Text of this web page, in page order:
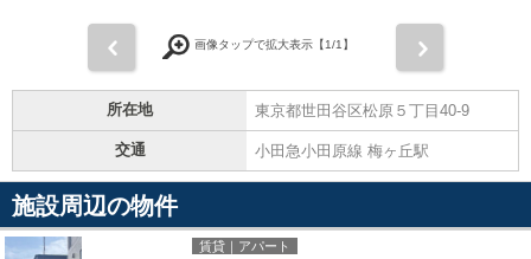
画像タップで拡大表示【1/1】
所在地 東京都世田谷区松原５丁目40-9
交通 小田急小田原線 梅ヶ丘駅
施設周辺の物件
賃貸｜アパート